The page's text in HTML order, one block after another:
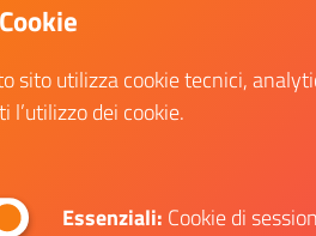
sito utilizza cookie tecnici,
l’utilizzo dei cookie.
Essenziali: Cookie di